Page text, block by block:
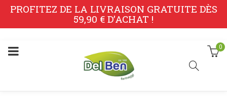
PROFITEZ DE LA LIVRAISON GRATUITE DÈS
59,90 € D’ACHAT !
0